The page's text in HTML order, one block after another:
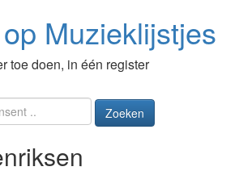
Muzieklijstjes
toe doen, in één register
Zoeken